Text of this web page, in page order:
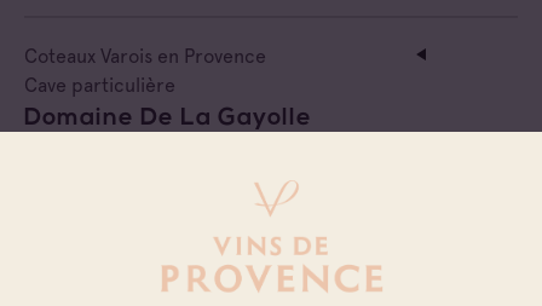
Coteaux Varois en Provence
Cave particulière
Domaine De La Gayolle
Domaine La Goujonne